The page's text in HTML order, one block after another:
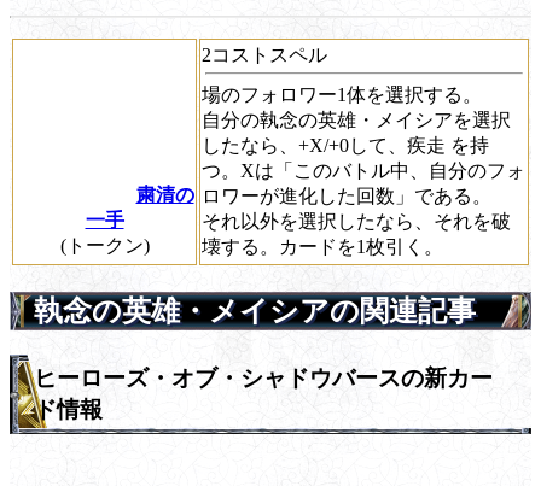
粛清の
一手
(トークン)
2コストスペル
場のフォロワー1体を選択する。
自分の執念の英雄・メイシアを選択
したなら、+X/+0して、 疾走 を持
つ。Xは「このバトル中、自分のフォ
ロワーが進化した回数」である。
それ以外を選択したなら、それを破
壊する。カードを1枚引く。
執念の英雄・メイシアの関連記事
ヒーローズ・オブ・シャドウバースの新カー
ド情報